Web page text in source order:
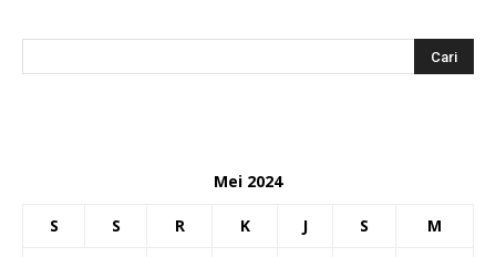
Mei 2024
S S R K J S M